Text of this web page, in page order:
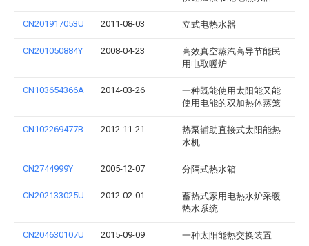
CN201917053U 2011-08-03 立式电热水器
CN201050884Y 2008-04-23
高效真空蒸汽高导节能民
用电取暖炉
CN103654366A 2014-03-26
一种既能使用太阳能又能
使用电能的双加热体蒸笼
CN102269477B 2012-11-21
热泵辅助直接式太阳能热
水机
CN2744999Y 2005-12-07 分隔式热水箱
CN202133025U 2012-02-01
蓄热式家用电热水炉采暖
热水系统
CN204630107U 2015-09-09 一种太阳能热交换装置